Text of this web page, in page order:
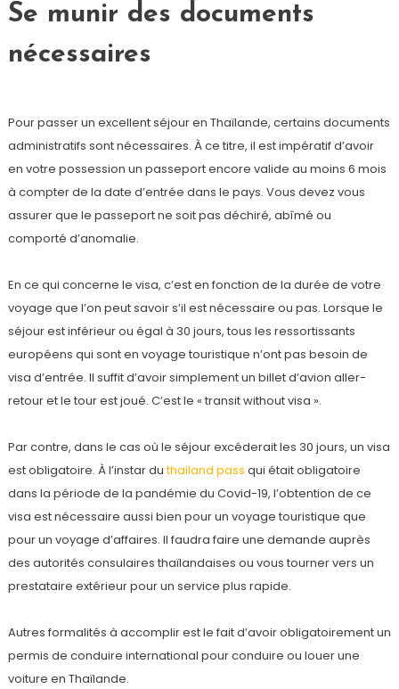
Se munir des documents
nécessaires
Pour passer un excellent séjour en Thaïlande, certains documents
administratifs sont nécessaires. À ce titre, il est impératif d’avoir
en votre possession un passeport encore valide au moins 6 mois
à compter de la date d’entrée dans le pays. Vous devez vous
assurer que le passeport ne soit pas déchiré, abîmé ou
comporté d’anomalie.
En ce qui concerne le visa, c’est en fonction de la durée de votre
voyage que l’on peut savoir s’il est nécessaire ou pas. Lorsque le
séjour est inférieur ou égal à 30 jours, tous les ressortissants
européens qui sont en voyage touristique n’ont pas besoin de
visa d’entrée. Il suffit d’avoir simplement un billet d’avion aller-
retour et le tour est joué. C’est le « transit without visa ».
Par contre, dans le cas où le séjour excéderait les 30 jours, un visa
est obligatoire. À l’instar duthailand pass qui était obligatoire
dans la période de la pandémie du Covid-19, l’obtention de ce
visa est nécessaire aussi bien pour un voyage touristique que
pour un voyage d’affaires. Il faudra faire une demande auprès
des autorités consulaires thaïlandaises ou vous tourner vers un
prestataire extérieur pour un service plus rapide.
Autres formalités à accomplir est le fait d’avoir obligatoirement un
permis de conduire international pour conduire ou louer une
voiture en Thaïlande.